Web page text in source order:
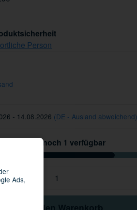
Person
- 14.08.2026 (DE - Ausland abweichend)
Nur noch 1 verfügbar
Ads,